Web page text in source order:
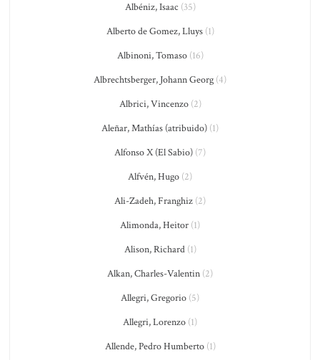
Albéniz, Isaac (35)
Alberto de Gomez, Lluys(1)
Albinoni, Tomaso(16)
Albrechtsberger, Johann Georg (4)
Albrici, Vincenzo(2)
Aleñar, Mathías (atribuido) (1)
Alfonso X (El Sabio) (7)
Alfvén, Hugo (2)
Ali-Zadeh, Franghiz (2)
Alimonda, Heitor (1)
Alison, Richard(1)
Alkan, Charles-Valentin (2)
Allegri, Gregorio (5)
Allegri, Lorenzo (1)
Allende, Pedro Humberto(1)